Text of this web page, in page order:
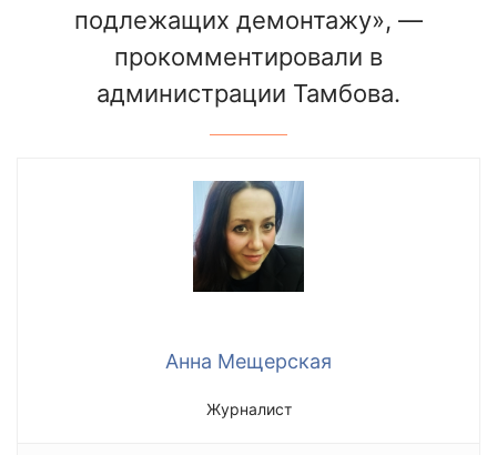
подлежащих демонтажу», —
прокомментировали в
администрации Тамбова.
Анна Мещерская
Журналист